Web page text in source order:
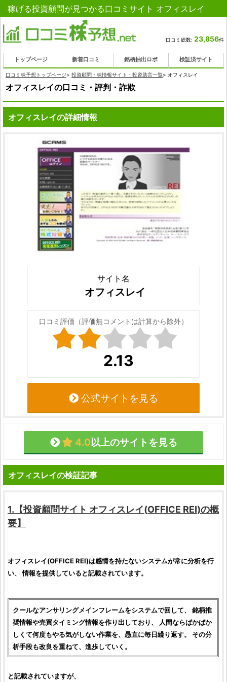
稼げる投資顧問が見つかる口コミサイト オフィスレイ
口コミ総数: 23,856件
トップページ 新着口コミ 銘柄抽出ロボ 検証済サイト
口コミ株予想トップページ> 投資顧問・株情報サイト・投資助言一覧> オフィスレイ
オフィスレイの口コミ・評判・詐欺
オフィスレイの詳細情報
サイト名
オフィスレイ
口コミ評価（評価無コメントは計算から除外）
2.13
公式サイトを見る
4.0以上のサイトを見る
オフィスレイの検証記事
1.【投資顧問サイト オフィスレイ(OFFICE REI)の概
要】
オフィスレイ(OFFICE REI)は感情を持たないシステムが常に分析を行
い、 情報を提供していると記載されています。
クールなアンサリングメインフレームをシステムで回して、 銘柄推
奨情報や売買タイミング情報を作り出しており、 人間ならばかばか
しくて何度もやる気がしない作業を、愚直に毎日繰り返す。 その分
析手段も改良を重ねて、進歩していく。
と記載されていますが、